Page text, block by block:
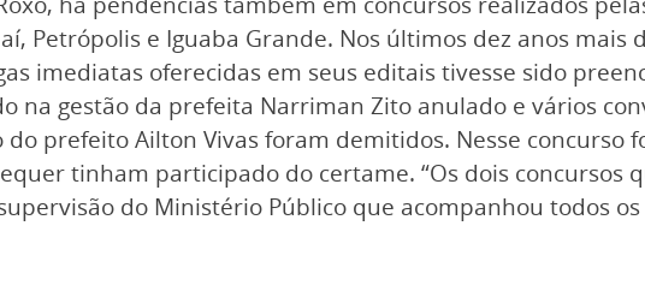
Petrópolis e Iguaba Grande. Nos últimos dez anos
imediatas oferecidas em seus editais tivesse sido
na gestão da prefeita Narriman Zito anulado e vários
prefeito Ailton Vivas foram demitidos. Nesse concurso
tinham participado do certame. “Os dois concursos
do Ministério Público que acompanhou todos